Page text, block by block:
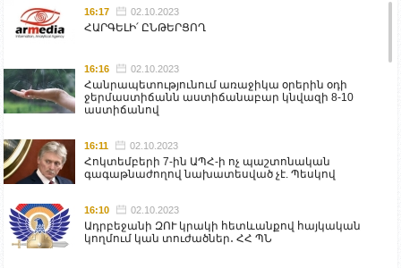
16:17 02.10.2023
ՀԱՐԳԵԼԻ՛ ԸՆԹԵՐՑՈՂ
16:16 02.10.2023
Հանրապետությունում առաջիկա օրերին օդի
ջերմաստիճանն աստիճանաբար կնվազի 8-10
աստիճանով
16:11 02.10.2023
Հոկտեմբերի 7-ին ԱՊՀ-ի ոչ պաշտոնական
գագաթնաժողով նախատեսված չէ. Պեսկով
16:10 02.10.2023
Ադրբեջանի ԶՈՒ կրակի հետևանքով հայկական
կողմում կան տուժածներ․ ՀՀ ՊՆ